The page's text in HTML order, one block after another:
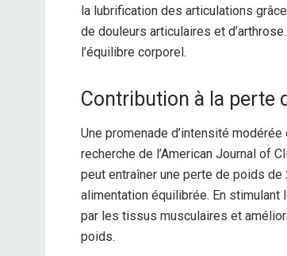
la lubrification des articulations
de douleurs articulaires et
l’équilibre corporel.
Contribution à la perte
Une promenade d’intensité
recherche de l’American Journal of
peut entraîner une perte de poids de
alimentation équilibrée. En stimulant
par les tissus musculaires et
poids.